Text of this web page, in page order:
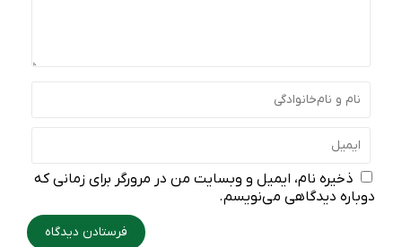
ذخیره نام، ایمیل و وبسایت من در مرورگر برای زمانی که
دوباره دیدگاهی می‌نویسم.